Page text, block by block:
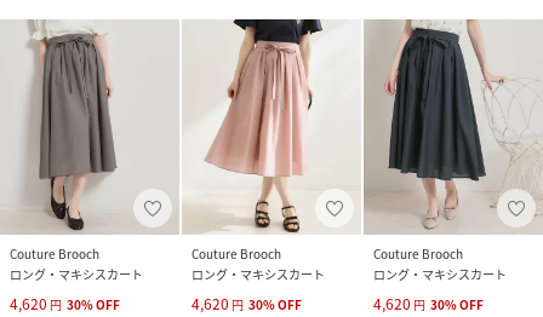
Couture Brooch
ロング・マキシスカート
4,620 円 30%OFF
Couture Brooch
ロング・マキシスカート
4,620 円 30%OFF
Couture Brooch
ロング・マキシスカート
4,620 円 30%OFF